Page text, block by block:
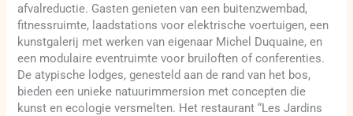
afvalreductie. Gasten genieten van een buitenzwembad,
fitnessruimte, laadstations voor elektrische voertuigen, een
kunstgalerij met werken van eigenaar Michel Duquaine, en
een modulaire eventruimte voor bruiloften of conferenties.
De atypische lodges, genesteld aan de rand van het bos,
bieden een unieke natuurimmersion met concepten die
kunst en ecologie versmelten. Het restaurant “Les Jardins